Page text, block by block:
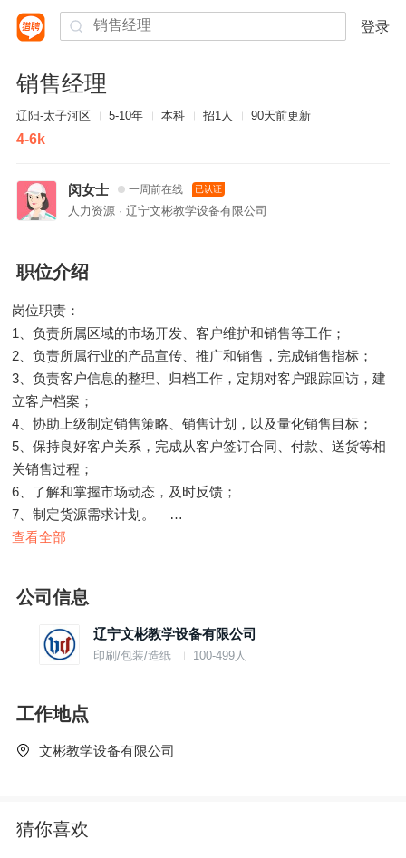
登录
销售经理
辽阳-太子河区 5-10年 本科 招1人 90天前更新
4-6k
闵女士 一周前在线 已认证
人力资源 · 辽宁文彬教学设备有限公司
职位介绍
岗位职责：
1、负责所属区域的市场开发、客户维护和销售等工作；
2、负责所属行业的产品宣传、推广和销售，完成销售指标；
3、负责客户信息的整理、归档工作，定期对客户跟踪回访，建
立客户档案；
4、协助上级制定销售策略、销售计划，以及量化销售目标；
5、保持良好客户关系，完成从客户签订合同、付款、送货等相
关销售过程；
6、了解和掌握市场动态，及时反馈；
7、制定货源需求计划。
销售或教师背景相关经验优先考虑）；
2、具有敏锐的市场意识、应变能力、独立开拓市场的能力；
3、有较强的语言表达能力和良好的沟通能力；
查看全部
公司信息
辽宁文彬教学设备有限公司
印刷/包装/造纸 100-499人
工作地点
文彬教学设备有限公司
猜你喜欢